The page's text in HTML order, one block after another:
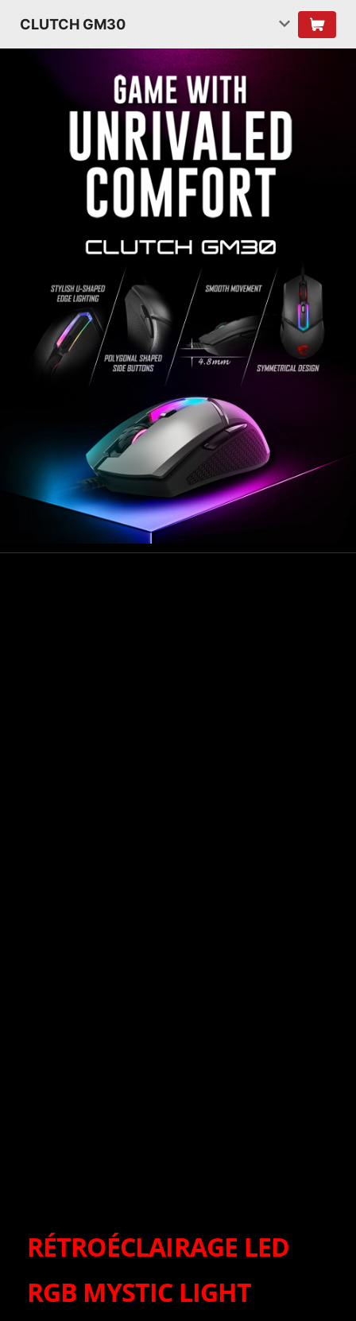
CLUTCH GM30
RÉTROÉCLAIRAGE LED
RGB MYSTIC LIGHT